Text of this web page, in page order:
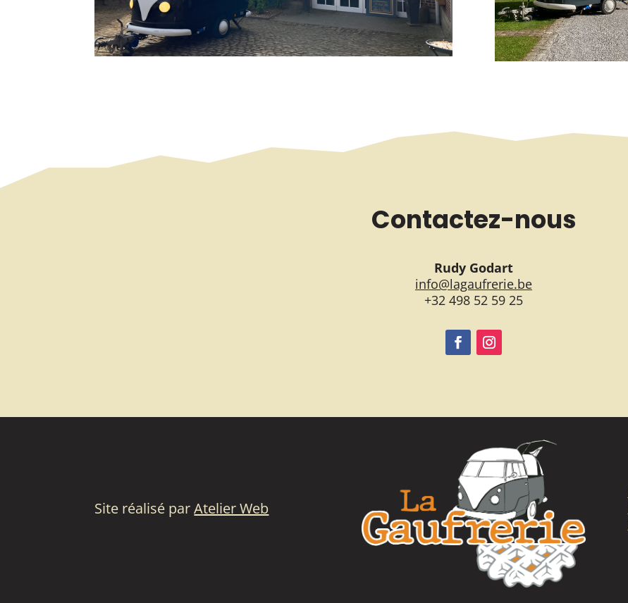
Contactez-nous
Rudy Godart
info@lagaufrerie.be
+32 498 52 59 25
Site réalisé par Atelier Web